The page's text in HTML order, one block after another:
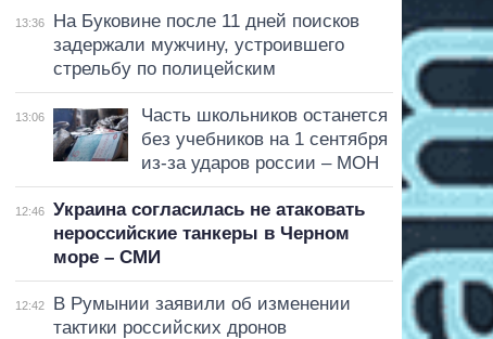
13:36
На Буковине после 11 дней поисков
задержали мужчину, устроившего
стрельбу по полицейским
13:06
Часть школьников останется
без учебников на 1 сентября
из-за ударов россии – МОН
12:46
Украина согласилась не атаковать
нероссийские танкеры в Черном
море – СМИ
12:42
В Румынии заявили об изменении
тактики российских дронов